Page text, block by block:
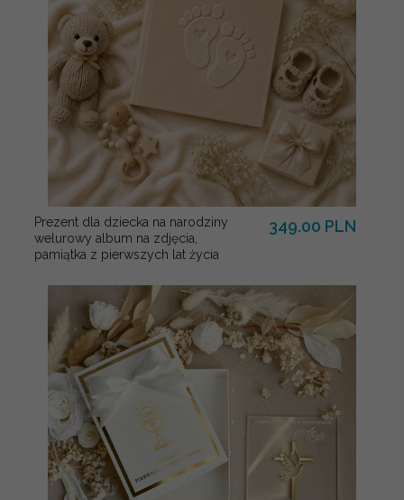
Prezent dla dziecka na narodziny
welurowy album na zdjęcia,
pamiątka z pierwszych lat życia
349.00 PLN